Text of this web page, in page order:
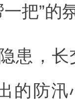
把”的
患，
的防